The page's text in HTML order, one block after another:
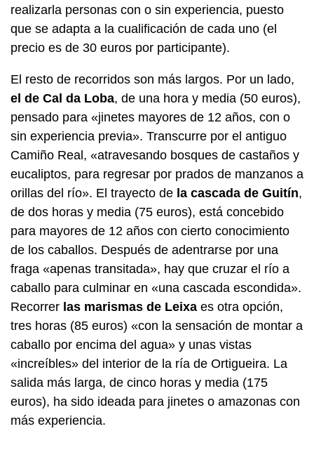
realizarla personas con o sin experiencia, puesto
que se adapta a la cualificación de cada uno (el
precio es de 30 euros por participante).
El resto de recorridos son más largos. Por un lado,
el de Cal da Loba, de una hora y media (50 euros),
pensado para «jinetes mayores de 12 años, con o
sin experiencia previa». Transcurre por el antiguo
Camiño Real, «atravesando bosques de castaños y
eucaliptos, para regresar por prados de manzanos a
orillas del río». El trayecto de la cascada de Guitín,
de dos horas y media (75 euros), está concebido
para mayores de 12 años con cierto conocimiento
de los caballos. Después de adentrarse por una
fraga «apenas transitada», hay que cruzar el río a
caballo para culminar en «una cascada escondida».
Recorrer las marismas de Leixa es otra opción,
tres horas (85 euros) «con la sensación de montar a
caballo por encima del agua» y unas vistas
«increíbles» del interior de la ría de Ortigueira. La
salida más larga, de cinco horas y media (175
euros), ha sido ideada para jinetes o amazonas con
más experiencia.